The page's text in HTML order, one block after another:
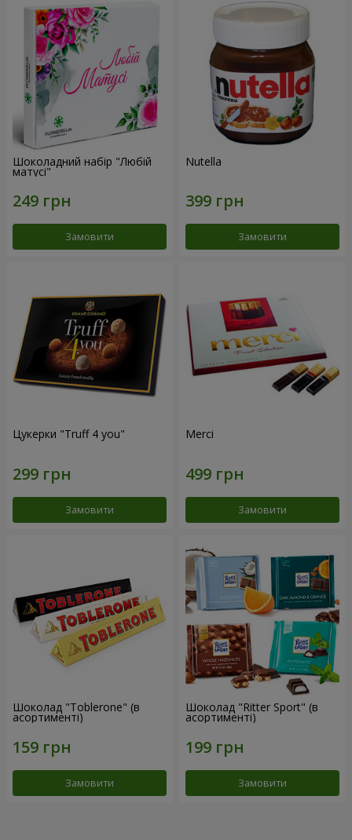
Шоколадний набір "Любій
матусі"
Замовити
Nutella
Замовити
Цукерки "Truff 4 you"
Замовити
Merci
Замовити
Шоколад "Toblerone" (в
асортименті)
Замовити
Шоколад "Ritter Sport" (в
асортименті)
Замовити